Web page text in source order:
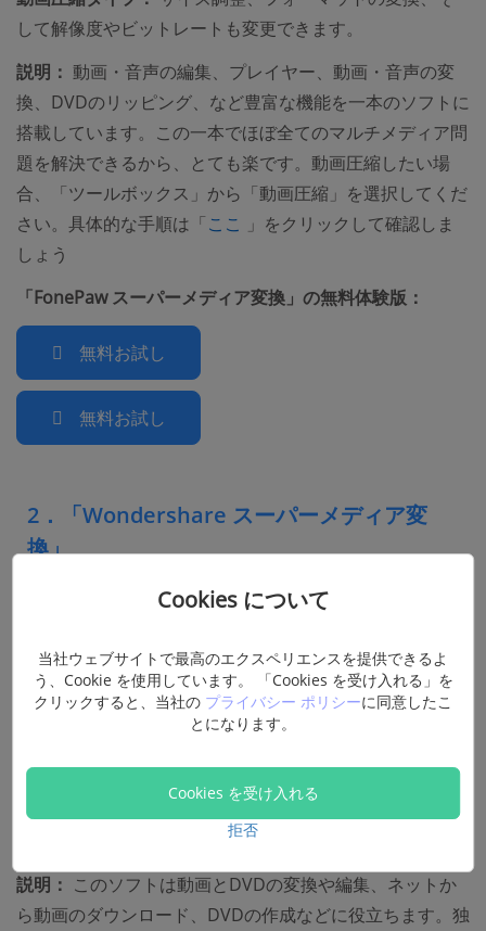
して解像度やビットレートも変更できます。
説明： 動画・音声の編集、プレイヤー、動画・音声の変
換、DVDのリッピング、など豊富な機能を一本のソフトに
搭載しています。この一本でほぼ全てのマルチメディア問
題を解決できるから、とても楽です。動画圧縮したい場
合、「ツールボックス」から「動画圧縮」を選択してくだ
さい。具体的な手順は「ここ (opens new window)
」をクリックして確認しま
しょう
「FonePaw スーパーメディア変換」の無料体験版：
無料お試し
無料お試し
2．「Wondershare スーパーメディア変
換」
対応OS:Windows、Mac
対応動画フォーマット：DVD、MP4、AVI、MTS、
WMV、MOVなど十数種類の動画フォーマットに対応でき
三つども対応できます。
説明： このソフトは動画とDVDの変換や編集、ネットか
ら動画のダウンロード、DVDの作成などに役立ちます。独
Cookies について
当社ウェブサイトで最高のエクスペリエンスを提供できるよ
う、Cookie を使用しています。 「Cookies を受け入れる」を
クリックすると、当社の プライバシー ポリシーに同意したこ
とになります。
Cookies を受け入れる
拒否